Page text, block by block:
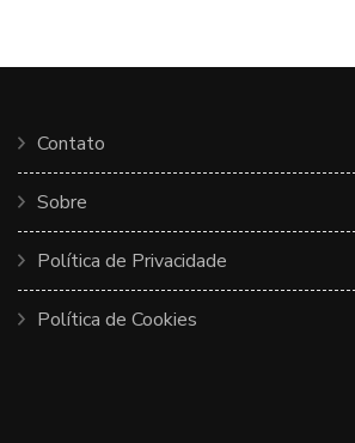
Contato
Sobre
Política de Privacidade
Política de Cookies